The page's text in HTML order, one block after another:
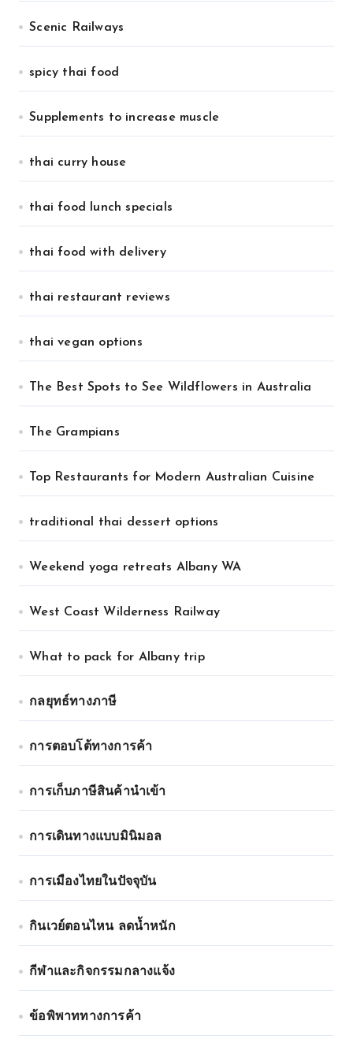
Scenic Railways
spicy thai food
Supplements to increase muscle
thai curry house
thai food lunch specials
thai food with delivery
thai restaurant reviews
thai vegan options
The Best Spots to See Wildflowers in Australia
The Grampians
Top Restaurants for Modern Australian Cuisine
traditional thai dessert options
Weekend yoga retreats Albany WA
West Coast Wilderness Railway
What to pack for Albany trip
กลยุทธ์ทางภาษี
การตอบโต้ทางการค้า
การเก็บภาษีสินค้านำเข้า
การเดินทางแบบมินิมอล
การเมืองไทยในปัจจุบัน
กินเวย์ตอนไหน ลดน้ำหนัก
กีฬาและกิจกรรมกลางแจ้ง
ข้อพิพาททางการค้า